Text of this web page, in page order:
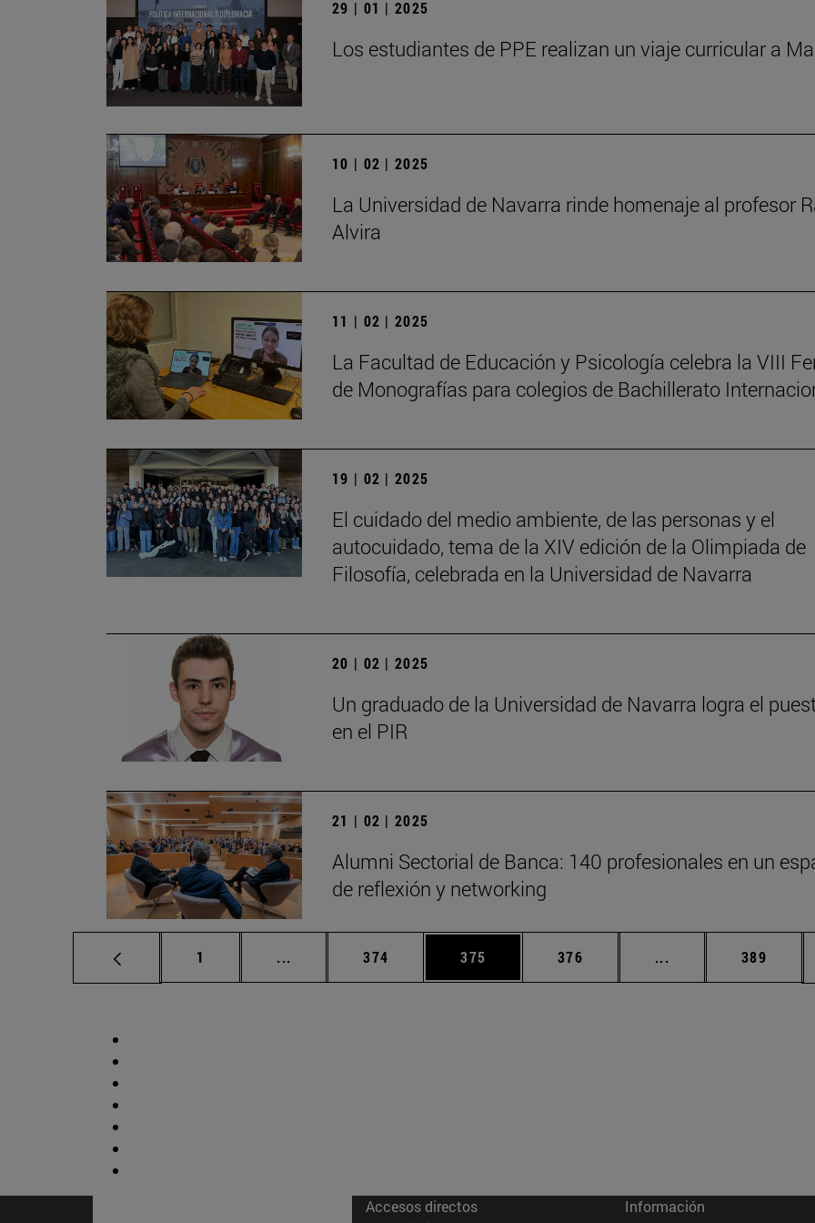
29 | 01 | 2025
Los estudiantes de PPE realizan un viaje curricular a
10 | 02 | 2025
La Universidad de Navarra rinde homenaje al profesor
Alvira
11 | 02 | 2025
La Facultad de Educación y Psicología celebra la VIII
de Monografías para colegios de Bachillerato
19 | 02 | 2025
El cuidado del medio ambiente, de las personas y el
autocuidado, tema de la XIV edición de la Olimpiada de
Filosofía, celebrada en la Universidad de Navarra
20 | 02 | 2025
Un graduado de la Universidad de Navarra logra el
en el PIR
21 | 02 | 2025
Alumni Sectorial de Banca: 140 profesionales en un
de reflexión y networking
Página
1 ... Páginas intermedias Use TAB para desplazarse.
Página
374 Página
375 Página
376 ... Páginas intermedias
Página
389
Accesos directos
Información